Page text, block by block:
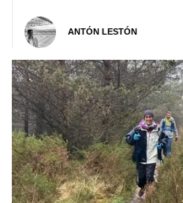
ANTÓN LESTÓN